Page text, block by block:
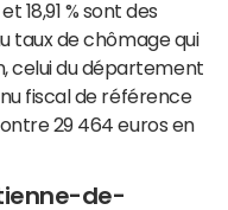
18,91 % sont des
taux de chômage qui
celui du département
fiscal de référence
29 464 euros en
de-